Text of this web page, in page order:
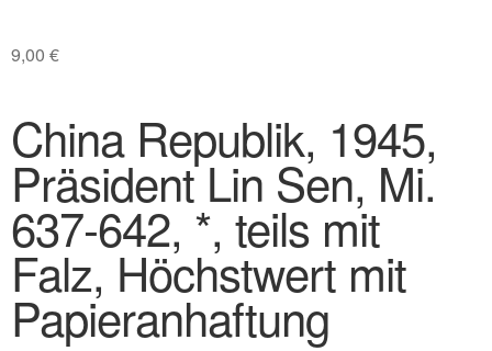
9,00 €
China Republik, 1945,
Präsident Lin Sen, Mi.
637-642, *, teils mit
Falz, Höchstwert mit
Papieranhaftung